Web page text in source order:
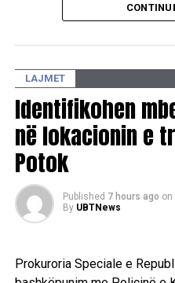
mbeten ende larg një
përket qëndrimeve për
LAJMET
Identifikohen
në lokacionin e
Potok
Published 7 hours ago on
By UBTNews
Prokuroria Speciale e